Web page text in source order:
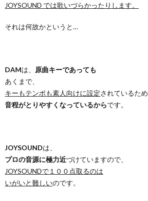
JOYSOUND では歌いづらかったりします。
それは何故かというと…
DAMは、 原曲キーであっても
あくまで、
キーもテンポも素人向けに設定されているため
音程がとりやすくなっているからです。
JOYSOUNDは、
プロの音源に極力近づけていますので、
JOYSOUNDで１００点取るのは
いがいと難しいのです。